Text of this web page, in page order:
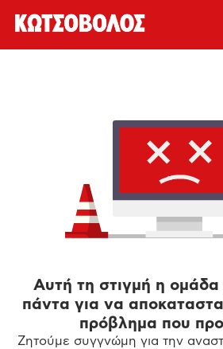
Αυτή τη στιγμή η ομάδα
πάντα για να
πρόβλημα που
Ζητούμε συγγνώμη για την